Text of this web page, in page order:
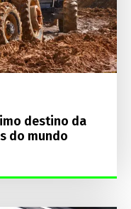
destino da
do mundo